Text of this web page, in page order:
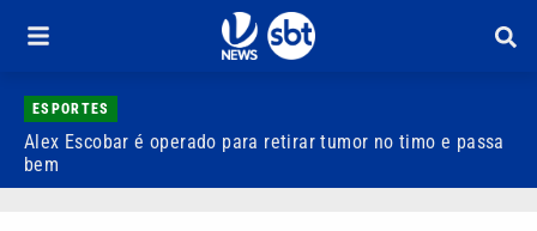
ESPORTES
Alex Escobar é operado para retirar tumor no timo e passa
bem